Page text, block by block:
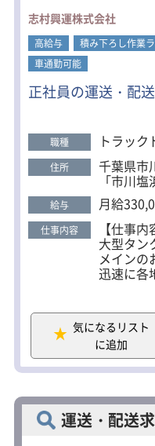
＜車両の
車体カラ
の軽自動
ンテナン
ます。
に担当者
志村興運株式会社
高給与 積み下ろし作業
車通勤可能
正社員の運送・配
職種 トラック
住所 千葉県市
「市川
給与 月給
仕事内容 【仕事内
大型タン
メインの
迅速に各
※重いも
ありませ
気になるリスト
に追加
運送・配送